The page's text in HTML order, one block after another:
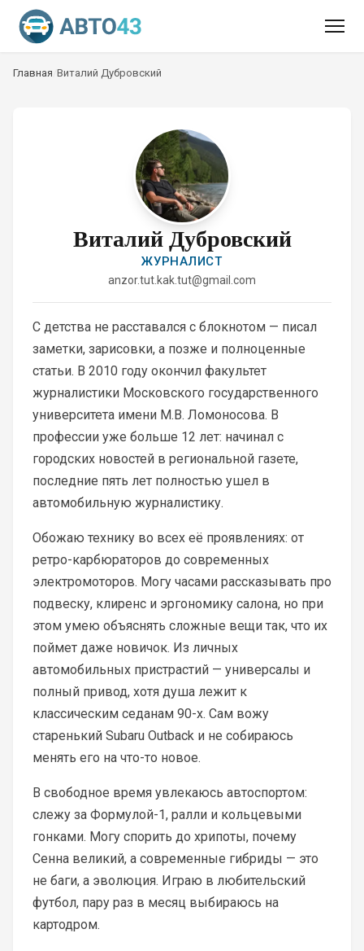
Главная Виталий Дубровский
Виталий Дубровский
ЖУРНАЛИСТ
anzor.tut.kak.tut@gmail.com
С детства не расставался с блокнотом — писал
заметки, зарисовки, а позже и полноценные
статьи. В 2010 году окончил факультет
журналистики Московского государственного
университета имени М.В. Ломоносова. В
профессии уже больше 12 лет: начинал с
городских новостей в региональной газете,
последние пять лет полностью ушел в
автомобильную журналистику.
Обожаю технику во всех её проявлениях: от
ретро-карбюраторов до современных
электромоторов. Могу часами рассказывать про
подвеску, клиренс и эргономику салона, но при
этом умею объяснять сложные вещи так, что их
поймет даже новичок. Из личных
автомобильных пристрастий — универсалы и
полный привод, хотя душа лежит к
классическим седанам 90-х. Сам вожу
старенький Subaru Outback и не собираюсь
менять его на что-то новое.
В свободное время увлекаюсь автоспортом:
слежу за Формулой-1, ралли и кольцевыми
гонками. Могу спорить до хрипоты, почему
Сенна великий, а современные гибриды — это
не баги, а эволюция. Играю в любительский
футбол, пару раз в месяц выбираюсь на
картодром.